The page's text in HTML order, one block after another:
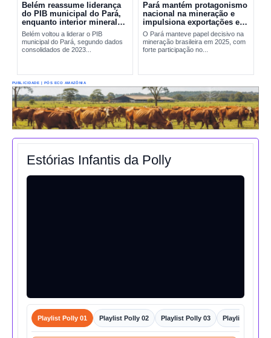
Belém reassume liderança
do PIB municipal do Pará,
enquanto interior mineral
mantém peso decisivo na
economia
Belém voltou a liderar o PIB
municipal do Pará, segundo dados
consolidados de 2023...
Pará mantém protagonismo
nacional na mineração e
impulsiona exportações em
2025
O Pará manteve papel decisivo na
mineração brasileira em 2025, com
forte participação no...
PUBLICIDADE | PÓS ECO AMAZÔNIA
Estórias Infantis da Polly
Playlist Polly 01 Playlist Polly 02 Playlist Polly 03 Playlist Polly